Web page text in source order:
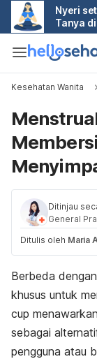
Nyeri
Tanya
Kesehatan Wanita
Ditinjau
General
Ditulis oleh Maria
Berbeda
khusus untuk
cup
sebagai
pengguna atau